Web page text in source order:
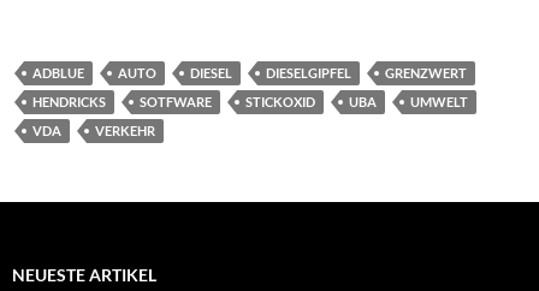
ADBLUE AUTO DIESEL DIESELGIPFEL
GRENZWERT
HENDRICKS
SOTFWARE STICKOXID UBA
UMWELT
VDA
VERKEHR
NEUESTE ARTIKEL